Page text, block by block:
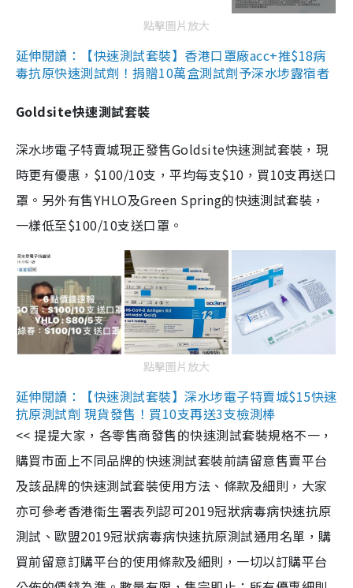
點擊圖片放大
延伸閱讀：【快速測試套裝】香港口罩廠acc+推$18病
毒抗原快速測試劑！捐贈10萬盒測試劑予深水埗露宿者
Goldsite快速測試套裝
深水埗電子特賣城現正發售Goldsite快速測試套裝，現
時更有優惠，$100/10支，平均每支$10，買10支再送口
罩。另外有售YHLO及Green Spring的快速測試套裝，
一樣低至$100/10支送口罩。
點擊圖片放大
延伸閱讀：【快速測試套裝】深水埗電子特賣城$15快速
抗原測試劑 現貨發售！買10支再送3支檢測棒
<< 提提大家，各零售商發售的快速測試套裝規格不一，
購買市面上不同品牌的快速測試套裝前請留意售賣平台
及該品牌的快速測試套裝使用方法、條款及細則，大家
亦可參考香港衞生署表列認可2019冠狀病毒病快速抗原
測試、歐盟2019冠狀病毒病快速抗原測試通用名單，購
買前留意訂購平台的使用條款及細則，一切以訂購平台